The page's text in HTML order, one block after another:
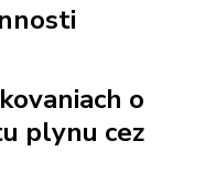
o
plynu cez